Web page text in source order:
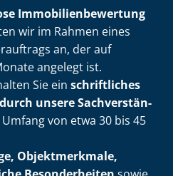
Im­mo­bi­li­en­be­wer­tung
wir im Rahmen eines
an, der auf
angelegt ist.
Sie ein schriftliches
unsere Sach­ver­stän­
von etwa 30 bis 45
Objektmerkmale,